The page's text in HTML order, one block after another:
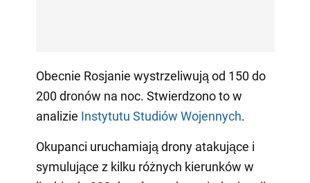
Obecnie Rosjanie wystrzeliwują od 150 do
200 dronów na noc. Stwierdzono to w
analizie Instytutu Studiów Wojennych.
Okupanci uruchamiają drony atakujące i
symulujące z kilku różnych kierunków w